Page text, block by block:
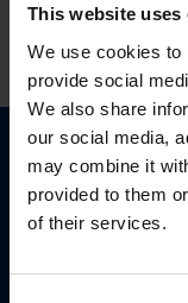
This website uses
We use cookies to
provide social
We also share
our social media,
may combine it
provided to them
of their services.
Ota
Autamme